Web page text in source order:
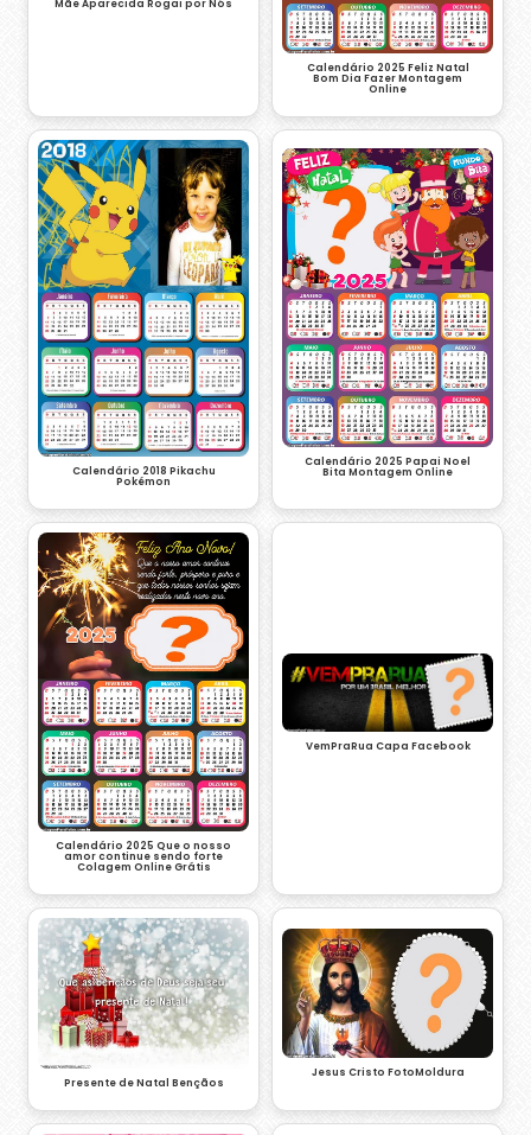
Mãe Aparecida Rogai por Nós
Calendário 2025 Feliz Natal
Bom Dia Fazer Montagem
Online
Calendário 2018 Pikachu
Pokémon
Calendário 2025 Papai Noel
Bita Montagem Online
Calendário 2025 Que o nosso
amor continue sendo forte
Colagem Online Grátis
VemPraRua Capa Facebook
Presente de Natal Bençãos
Jesus Cristo FotoMoldura